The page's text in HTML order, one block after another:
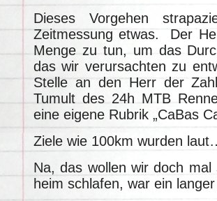
Dieses Vorgehen
Zeitmessung etwas. Der
Menge zu tun, um das
das wir verursachten zu
Stelle an den Herr der
Tumult des 24h MTB
eine eigene Rubrik „CaBas
Ziele wie 100km wurden
Na, das wollen wir doch
heim schlafen, war ein